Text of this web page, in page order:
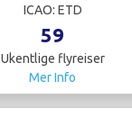
ICAO: ETD
59
Ukentlige flyreiser
Mer Info